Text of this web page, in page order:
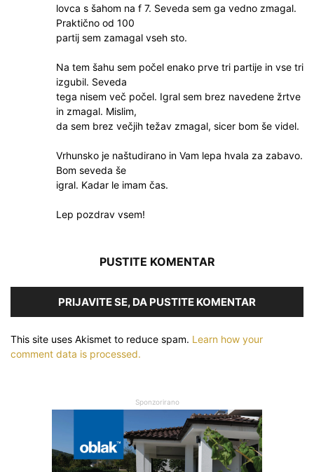
lovca s šahom na f 7. Seveda sem ga vedno zmagal.
Praktično od 100
partij sem zamagal vseh sto.
Na tem šahu sem počel enako prve tri partije in vse tri
izgubil. Seveda
tega nisem več počel. Igral sem brez navedene žrtve
in zmagal. Mislim,
da sem brez večjih težav zmagal, sicer bom še videl.
Vrhunsko je naštudirano in Vam lepa hvala za zabavo.
Bom seveda še
igral. Kadar le imam čas.
Lep pozdrav vsem!
PUSTITE KOMENTAR
PRIJAVITE SE, DA PUSTITE KOMENTAR
This site uses Akismet to reduce spam. Learn how your
comment data is processed.
Sponzorirano